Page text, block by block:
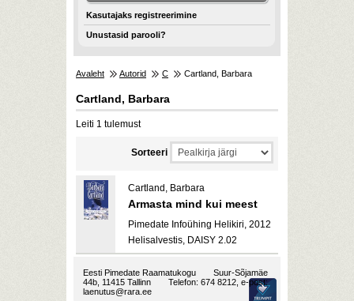
Kasutajaks registreerimine
Unustasid parooli?
Avaleht Autorid C Cartland, Barbara
Cartland, Barbara
Leiti 1 tulemust
Sorteeri
Cartland, Barbara
Armasta mind kui meest
Pimedate Infoühing Helikiri, 2012
Helisalvestis, DAISY 2.02
Eesti Pimedate Raamatukogu
Suur-Sõjamäe
44b, 11415 Tallinn
Telefon: 674 8212, e-post:
laenutus@rara.ee